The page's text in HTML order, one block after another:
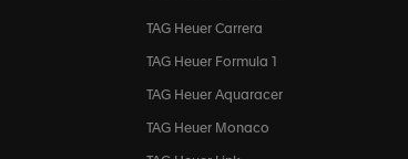
TAG Heuer Carrera
TAG Heuer Formula 1
TAG Heuer Aquaracer
TAG Heuer Monaco